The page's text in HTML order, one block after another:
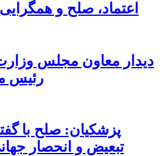
اعتماد، صلح و
دیدار معاون مجلس
رئیس
پزشکیان: صلح با
تبعیض و انحصار